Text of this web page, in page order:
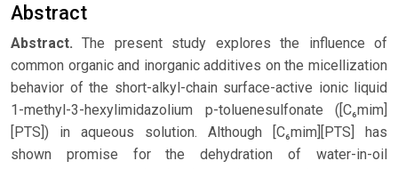
Abstract
Abstract. The present study explores the influence of
common organic and inorganic additives on the micellization
behavior of the short-alkyl-chain surface-active ionic liquid
1-methyl-3-hexylimidazolium p-toluenesulfonate ([C₆mim]
[PTS]) in aqueous solution. Although [C₆mim][PTS] has
shown promise for the dehydration of water-in-oil